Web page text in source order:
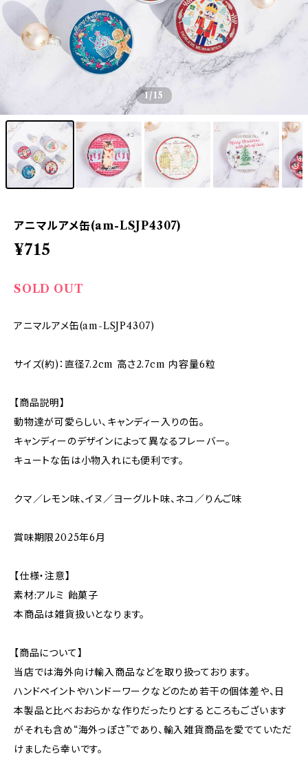
1/15
アニマルアメ缶(am-LSJP4307)
¥715
SOLD OUT
アニマルアメ缶(am-LSJP4307)
サイズ(約)：直径7.2cm 高さ2.7cm 内容量6粒
【商品説明】
動物達が可愛らしい、キャンディー入りの缶。
キャンディーのデザインによって異なるフレーバー。
キュートな缶は小物入れにも便利です。
クマ／レモン味、イヌ／ヨーグルト味、ネコ／りんご味
賞味期限2025年6月
【仕様・注意】
素材:アルミ 飴菓子
本商品は雑貨扱いとなります。
【商品について】
当店では海外向け輸入商品などを取り扱っております。
ハンドペイントやハンドーワークなどのため若干の個体差や、日
本製品と比べおおらかな作りだったりとするところもございます
がそれも含め“海外っぽさ”であり、輸入雑貨商品を愛でていただ
けましたら幸いです。